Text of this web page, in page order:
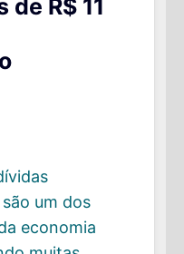
de R$ 11
um dos
economia